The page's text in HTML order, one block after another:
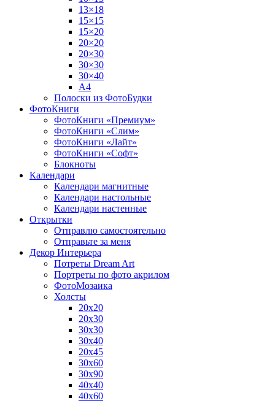
13×18
15×15
15×20
20×20
20×30
30×30
30×40
A4
Полоски из ФотоБудки
ФотоКниги
ФотоКниги «Премиум»
ФотоКниги «Слим»
ФотоКниги «Лайт»
ФотоКниги «Софт»
Блокноты
Календари
Календари магнитные
Календари настольные
Календари настенные
Открытки
Отправлю самостоятельно
Отправьте за меня
Декор Интерьера
Потреты Dream Art
Портреты по фото акрилом
ФотоМозаика
Холсты
20х20
20х30
30х30
30х40
20х45
30х60
30х90
40х40
40х60